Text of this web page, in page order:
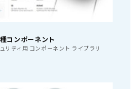
ンポーネント
リティ用 コンポーネント ライブラリ